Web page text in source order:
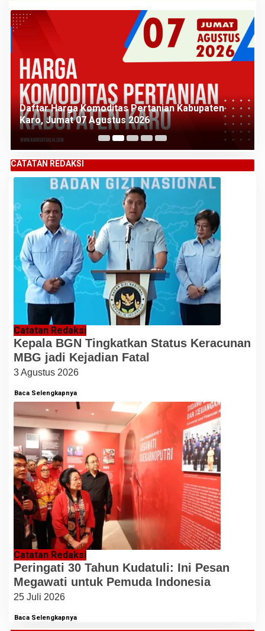
Daftar Harga Komoditas Pertanian Kabupaten
Karo, Jumat 07 Agustus 2026
CATATAN REDAKSI
Catatan Redaksi
Kepala BGN Tingkatkan Status Keracunan
MBG jadi Kejadian Fatal
3 Agustus 2026
Baca Selengkapnya
Catatan Redaksi
Peringati 30 Tahun Kudatuli: Ini Pesan
Megawati untuk Pemuda Indonesia
25 Juli 2026
Baca Selengkapnya